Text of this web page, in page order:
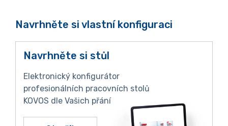
Navrhněte si vlastní konfiguraci
Navrhněte si stůl
Elektronický konfigurátor
profesionálních pracovních stolů
KOVOS dle Vašich přání